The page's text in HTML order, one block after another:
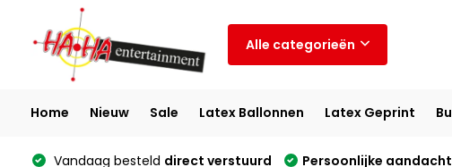
Alle categorieën
Home Nieuw Sale Latex Ballonnen Latex Geprint
Vandaag besteld direct verstuurd Persoonlijke aandacht